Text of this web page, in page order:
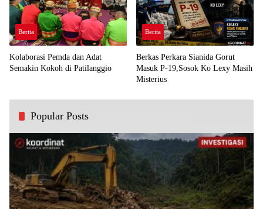
Berita
Kolaborasi Pemda dan Adat
Semakin Kokoh di Patilanggio
Berita
Berkas Perkara Sianida Gorut
Masuk P-19,Sosok Ko Lexy Masih
Misterius
Popular Posts